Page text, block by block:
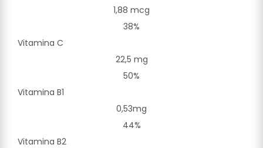
1,88 mcg
38%
Vitamina C
22,5 mg
50%
Vitamina B1
0,53mg
44%
Vitamina B2